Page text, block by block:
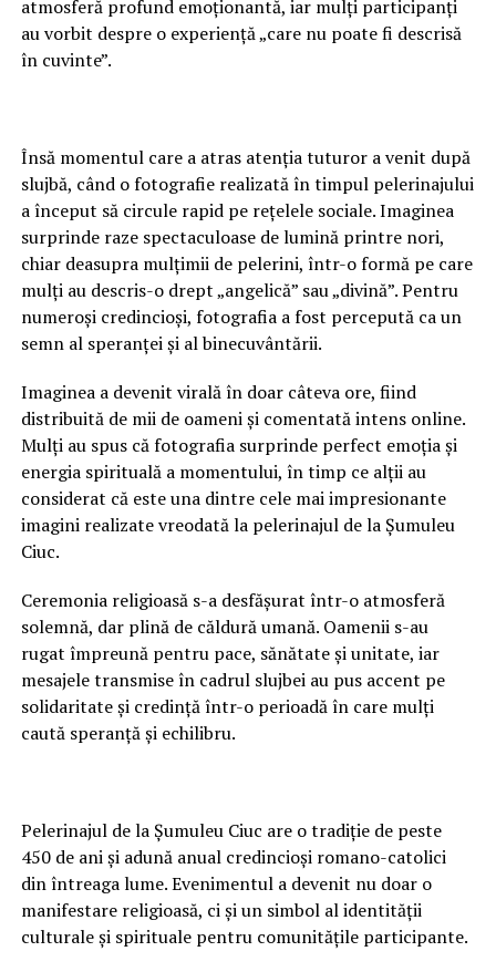
atmosferă profund emoționantă, iar mulți participanți
au vorbit despre o experiență „care nu poate fi descrisă
în cuvinte”.
Însă momentul care a atras atenția tuturor a venit după
slujbă, când o fotografie realizată în timpul pelerinajului
a început să circule rapid pe rețelele sociale. Imaginea
surprinde raze spectaculoase de lumină printre nori,
chiar deasupra mulțimii de pelerini, într-o formă pe care
mulți au descris-o drept „angelică” sau „divină”. Pentru
numeroși credincioși, fotografia a fost percepută ca un
semn al speranței și al binecuvântării.
Imaginea a devenit virală în doar câteva ore, fiind
distribuită de mii de oameni și comentată intens online.
Mulți au spus că fotografia surprinde perfect emoția și
energia spirituală a momentului, în timp ce alții au
considerat că este una dintre cele mai impresionante
imagini realizate vreodată la pelerinajul de la Șumuleu
Ciuc.
Ceremonia religioasă s-a desfășurat într-o atmosferă
solemnă, dar plină de căldură umană. Oamenii s-au
rugat împreună pentru pace, sănătate și unitate, iar
mesajele transmise în cadrul slujbei au pus accent pe
solidaritate și credință într-o perioadă în care mulți
caută speranță și echilibru.
Pelerinajul de la Șumuleu Ciuc are o tradiție de peste
450 de ani și adună anual credincioși romano-catolici
din întreaga lume. Evenimentul a devenit nu doar o
manifestare religioasă, ci și un simbol al identității
culturale și spirituale pentru comunitățile participante.